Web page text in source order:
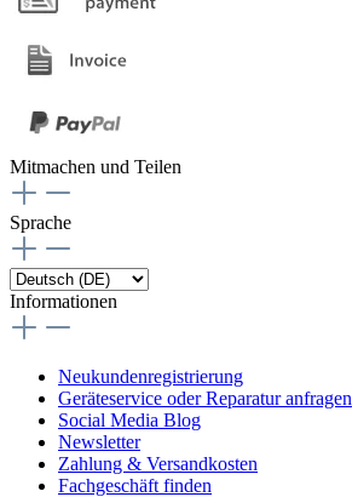
Mitmachen und Teilen
Sprache
Informationen
Neukundenregistrierung
Geräteservice oder Reparatur anfragen
Social Media Blog
Newsletter
Zahlung & Versandkosten
Fachgeschäft finden